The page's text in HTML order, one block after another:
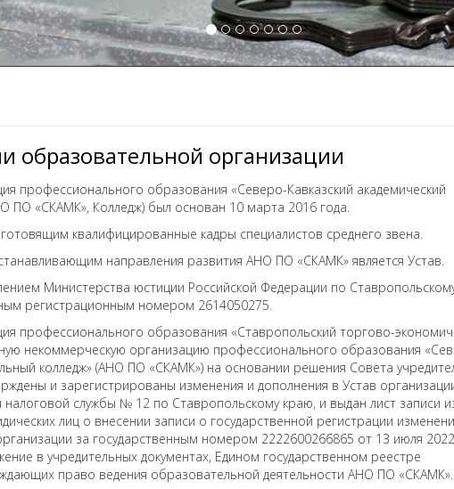
образовательной организации
профессионального образования «Северо-Кавказский академический
ПО «СКАМК», Колледж) был основан 10 марта 2016 года.
квалифицированные кадры специалистов среднего звена.
направления развития АНО ПО «СКАМК» является Устав.
Министерства юстиции Российской Федерации по
регистрационным номером 2614050275.
профессионального образования «Ставропольский торгово-
некоммерческую организацию профессионального образования
колледж» (АНО ПО «СКАМК») на основании решения Совета
и зарегистрированы изменения и дополнения в Устав
службы № 12 по Ставропольскому краю, и выдан лист записи
лиц о внесении записи о государственной регистрации
за государственным номером 2222600266865 от 13 июля
в учредительных документах, Едином государственном реестре
право ведения образовательной деятельности АНО ПО «СКАМК».